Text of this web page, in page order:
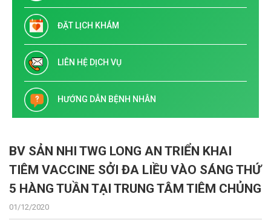
ĐẶT LỊCH KHÁM
LIÊN HỆ DỊCH VỤ
HƯỚNG DẪN BỆNH NHÂN
BV SẢN NHI TWG LONG AN TRIỂN KHAI
TIÊM VACCINE SỞI ĐA LIỀU VÀO SÁNG THỨ
5 HÀNG TUẦN TẠI TRUNG TÂM TIÊM CHỦNG
01/12/2020